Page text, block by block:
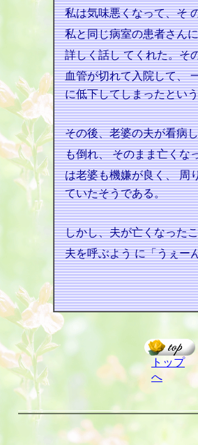
私は気味悪くなって、そ
私と同じ病室の患者さん
詳しく話してくれた。そ
血管が切れて入院して、
に低下してしまったとい
その後、老婆の夫が看病
も倒れ、そのまま亡くな
は老婆も機嫌が良く、 周
ていたそうである。
しかし、夫が亡くなった
夫を呼ぶように「うぇー
トップ
へ